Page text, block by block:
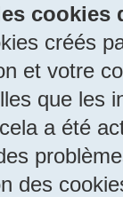
cookies
créés
et votre
que les
a été
des